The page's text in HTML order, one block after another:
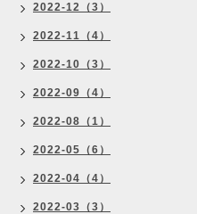
2022-12（3）
2022-11（4）
2022-10（3）
2022-09（4）
2022-08（1）
2022-05（6）
2022-04（4）
2022-03（3）